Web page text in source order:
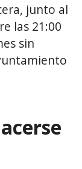
junto al
las 21:00
sin